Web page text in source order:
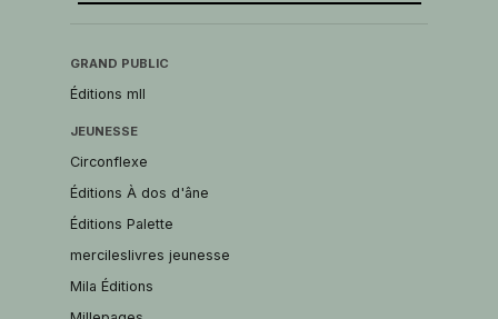
GRAND PUBLIC
Éditions mll
JEUNESSE
Circonflexe
Éditions À dos d'âne
Éditions Palette
mercileslivres jeunesse
Mila Éditions